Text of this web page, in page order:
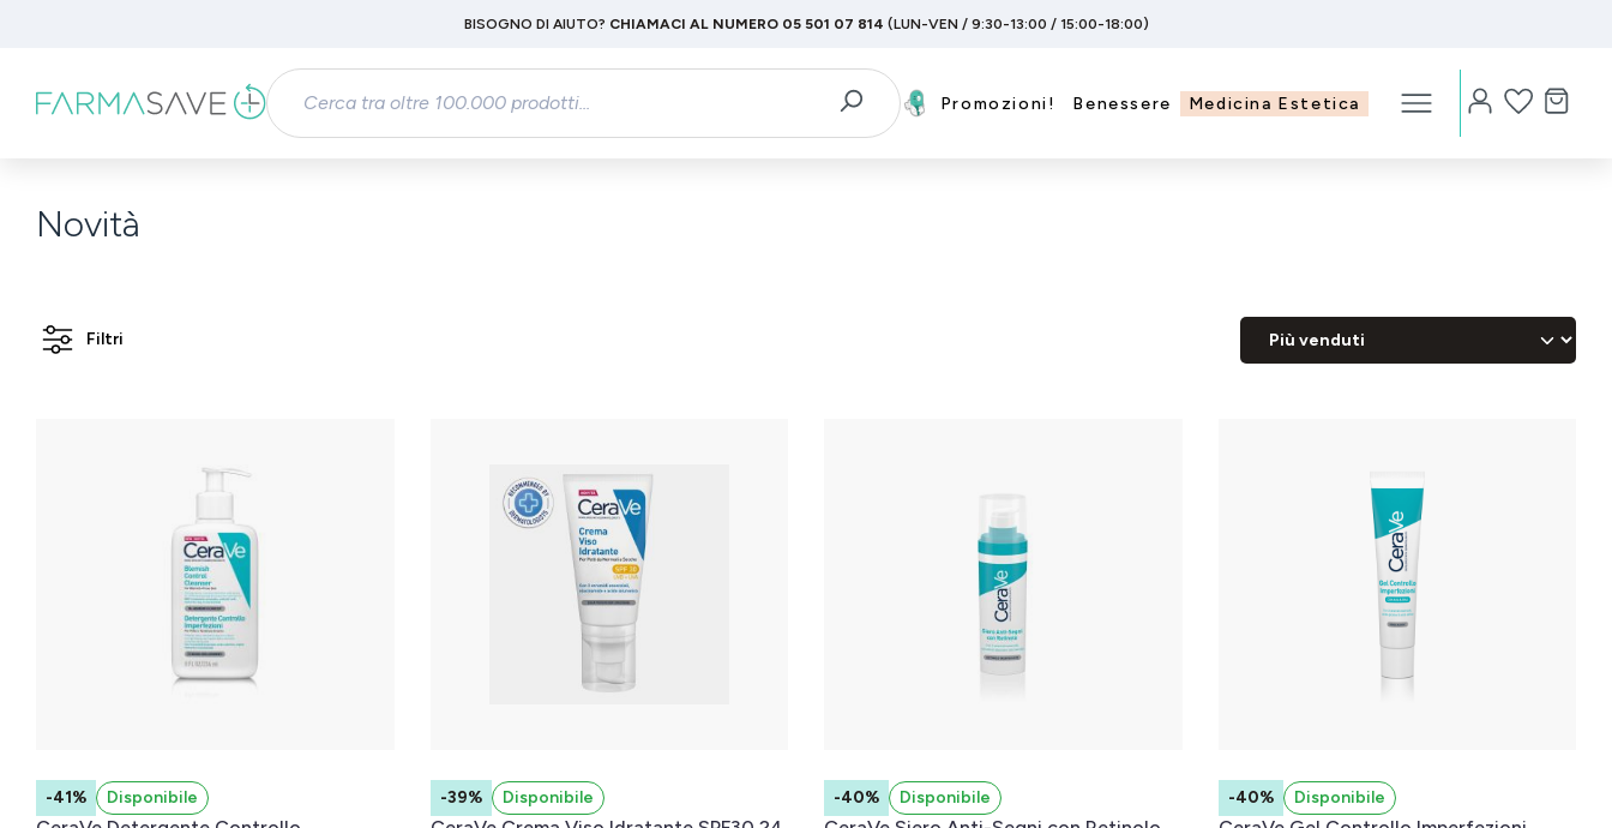
Passa alla navigazione principale
BISOGNO DI AIUTO? CHIAMACI AL NUMERO 05 501 07 814 (LUN-VEN / 9:30-13:00 / 15:00-18:00)
Promozioni! Benessere Medicina Estetica
Novità
Filtri
-41% Disponibile -39% Disponibile -40% Disponibile -40% Disponibile